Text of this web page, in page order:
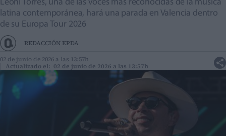
Leoni Torres, una de las voces más reconocidas de la música
latina contemporánea, hará una parada en Valencia dentro
de su Europa Tour 2026
REDACCIÓN EPDA
02 de junio de 2026 a las 13:57h
Actualizado el: 02 de junio de 2026 a las 13:57h